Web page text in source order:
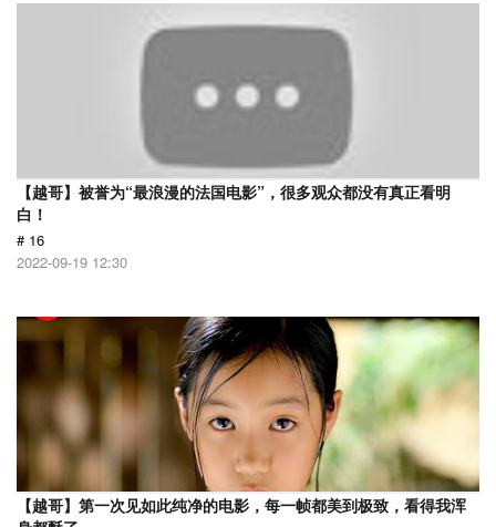
【越哥】被誉为“最浪漫的法国电影”，很多观众都没有真正看明
白！
# 16
2022-09-19 12:30
【越哥】第一次见如此纯净的电影，每一帧都美到极致，看得我浑